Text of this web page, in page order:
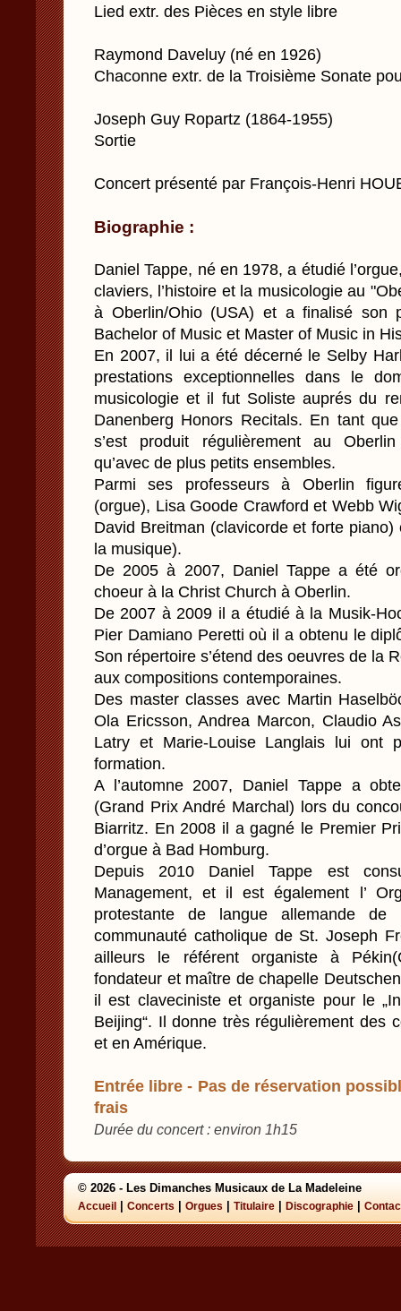
Lied extr. des Pièces en style libre
Raymond Daveluy (né en 1926)
Chaconne extr. de la Troisième Sonate
Joseph Guy Ropartz (1864-1955)
Sortie
Concert présenté par François-Henri
Biographie :
Daniel Tappe, né en 1978, a étudié
claviers, l’histoire et la musicologie au
à Oberlin/Ohio (USA) et a finalisé son
Bachelor of Music et Master of Music in
En 2007, il lui a été décerné le Selby
prestations exceptionnelles dans le
musicologie et il fut Soliste auprés du
Danenberg Honors Recitals. En tant
s’est produit régulièrement au
qu’avec de plus petits ensembles.
Parmi ses professeurs à Oberlin
(orgue), Lisa Goode Crawford et Webb
David Breitman (clavicorde et forte
la musique).
De 2005 à 2007, Daniel Tappe a été
choeur à la Christ Church à Oberlin.
De 2007 à 2009 il a étudié à la Musik-
Pier Damiano Peretti où il a obtenu le
Son répertoire s’étend des oeuvres de la
aux compositions contemporaines.
Des master classes avec Martin
Ola Ericsson, Andrea Marcon, Claudio
Latry et Marie-Louise Langlais lui ont
formation.
A l’automne 2007, Daniel Tappe a
(Grand Prix André Marchal) lors du
Biarritz. En 2008 il a gagné le Premier
d’orgue à Bad Homburg.
Depuis 2010 Daniel Tappe est
Management, et il est également l’
protestante de langue allemande
communauté catholique de St. Joseph
ailleurs le référent organiste à
fondateur et maître de chapelle
il est claveciniste et organiste pour le
Beijing“. Il donne très régulièrement des
et en Amérique.
Entrée libre - Pas de réservation
frais
Durée du concert : environ 1h15
© 2026 - Les Dimanches Musicaux de La Madeleine
Accueil Concerts Orgues Titulaire Discographie